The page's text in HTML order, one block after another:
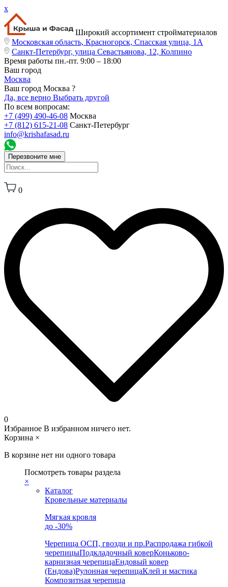
x
Широкий ассортимент стройматериалов
Московская область, Красногорск, Спасская улица, 1А
Санкт-Петербург, улица Севастьянова, 12, Колпино
Время работы пн.-пт. 9:00 – 18:00
Ваш город
Москва
Ваш город Москва ?
Да, все верно Выбрать другой
По всем вопросам:
+7 (499) 490-46-08 Москва
+7 (812) 615-21-08 Санкт-Петербург
info@krishafasad.ru
Перезвоните мне
0
0
Избранное В избранном ничего нет.
Корзина ×
В корзине нет ни одного товара
Посмотреть товары раздела
×
Каталог
Кровельные материалы
Мягкая кровля
до -30%
Черепица ОСП, гвозди и пр.Распродажа гибкой
черепицыПодкладочный коверКоньково-
карнизная черепицаЕндовый ковер
(Ендова)Рулонная черепицаКлей и мастика
Композитная черепица